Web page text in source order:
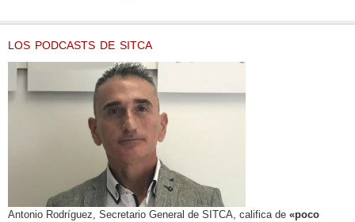
LOS PODCASTS DE SITCA
Antonio Rodríguez, Secretario General de SITCA, califica de «poco